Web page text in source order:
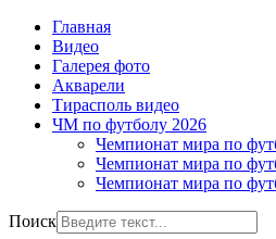
Главная
Видео
Галерея фото
Акварели
Тирасполь видео
ЧМ по футболу 2026
Чемпионат мира по
Чемпионат мира по
Чемпионат мира по
Поиск